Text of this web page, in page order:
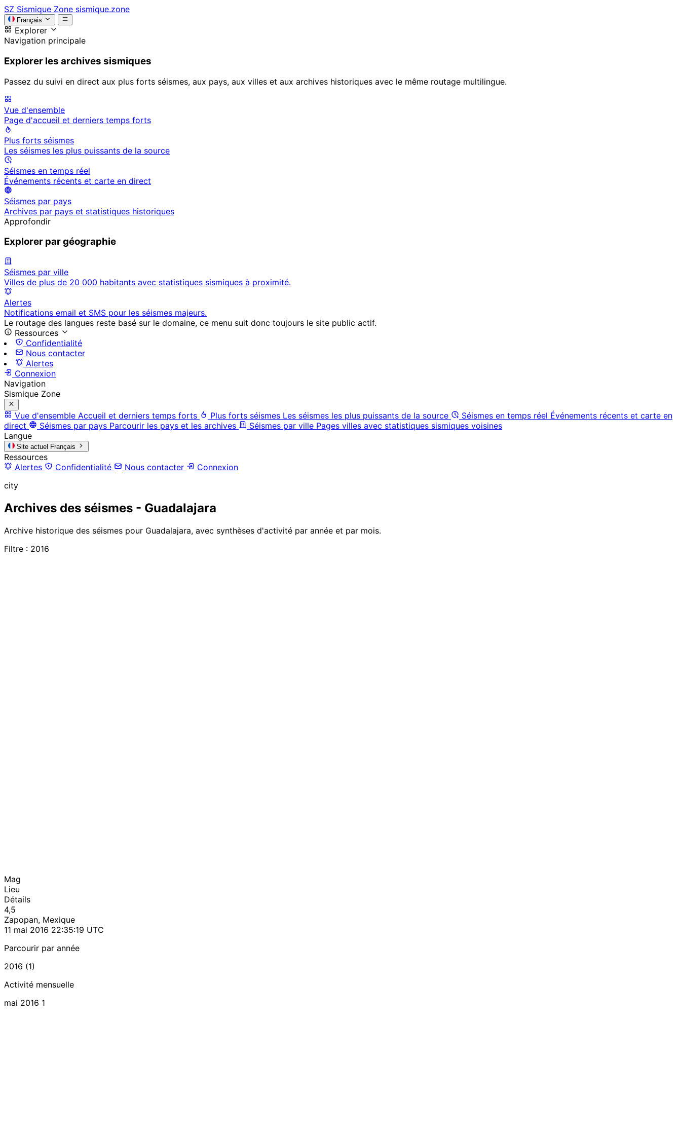
SZ Sismique Zone sismique.zone
Français
Explorer
Navigation principale
Explorer les archives sismiques
Passez du suivi en direct aux plus forts séismes, aux pays, aux villes et aux archives historiques avec le même routage multilingue.
Vue d'ensemble
Page d'accueil et derniers temps forts
Plus forts séismes
Les séismes les plus puissants de la source
Séismes en temps réel
Événements récents et carte en direct
Séismes par pays
Archives par pays et statistiques historiques
Approfondir
Explorer par géographie
Séismes par ville
Villes de plus de 20 000 habitants avec statistiques sismiques à proximité.
Alertes
Notifications email et SMS pour les séismes majeurs.
Le routage des langues reste basé sur le domaine, ce menu suit donc toujours le site public actif.
Ressources
Confidentialité
Nous contacter
Alertes
Connexion
Navigation
Sismique Zone
Vue d'ensemble Accueil et derniers temps forts Plus forts séismes Les séismes les plus puissants de la source Séismes en temps réel Événements récents et carte en
direct
Séismes par pays Parcourir les pays et les archives Séismes par ville Pages villes avec statistiques sismiques voisines
Langue
Site actuel Français
Ressources
Alertes
Confidentialité Nous contacter
Connexion
city
Archives des séismes - Guadalajara
Archive historique des séismes pour Guadalajara, avec synthèses d'activité par année et par mois.
Filtre : 2016
Mag
Lieu
Détails
4,5
Zapopan, Mexique
11 mai 2016 22:35:19 UTC
Parcourir par année
2016 (1)
Activité mensuelle
mai 2016 1